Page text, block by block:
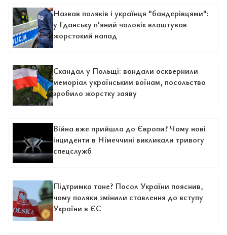
Назвав поляків і українця "бандерівцями":
у Гданську п'яний чоловік влаштував
жорстокий напад
Скандал у Польщі: вандали осквернили
меморіал українським воїнам, посольство
зробило жорстку заяву
Війна вже прийшла до Європи? Чому нові
інциденти в Німеччині викликали тривогу
спецслужб
Підтримка тане? Посол України пояснив,
чому поляки змінили ставлення до вступу
України в ЄС